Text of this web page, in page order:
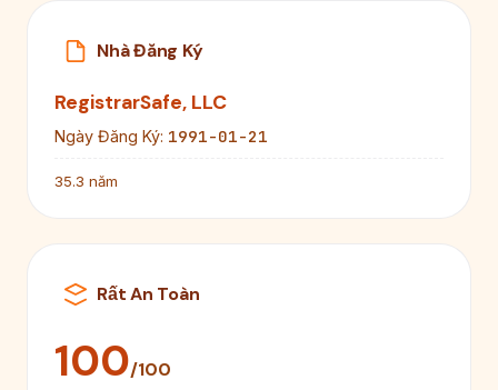
Nhà Đăng Ký
RegistrarSafe, LLC
Ngày Đăng Ký: 1991-01-21
35.3 năm
Rất An Toàn
100/100